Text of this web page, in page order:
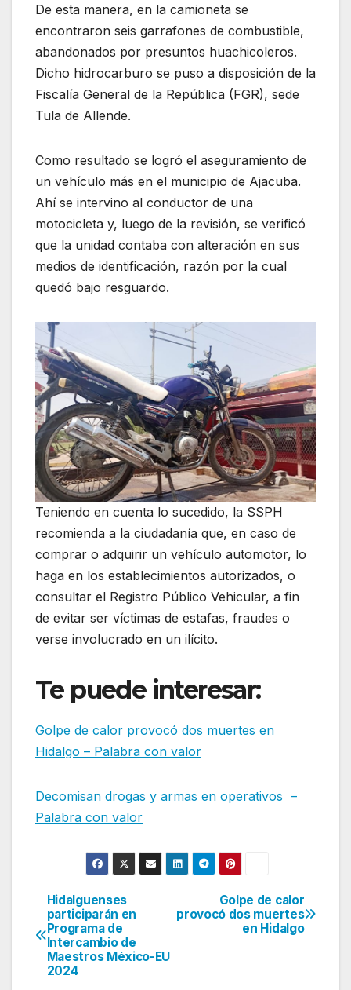
De esta manera, en la camioneta se
encontraron seis garrafones de combustible,
abandonados por presuntos huachicoleros.
Dicho hidrocarburo se puso a disposición de la
Fiscalía General de la República (FGR), sede
Tula de Allende.
Como resultado se logró el aseguramiento de
un vehículo más en el municipio de Ajacuba.
Ahí se intervino al conductor de una
motocicleta y, luego de la revisión, se verificó
que la unidad contaba con alteración en sus
medios de identificación, razón por la cual
quedó bajo resguardo.
Teniendo en cuenta lo sucedido, la SSPH
recomienda a la ciudadanía que, en caso de
comprar o adquirir un vehículo automotor, lo
haga en los establecimientos autorizados, o
consultar el Registro Público Vehicular, a fin
de evitar ser víctimas de estafas, fraudes o
verse involucrado en un ilícito.
Te puede interesar:
Golpe de calor provocó dos muertes en
Hidalgo – Palabra con valor
Decomisan drogas y armas en operativos –
Palabra con valor
Navegación
de
entradas
Golpe de calor
provocó dos muertes
en Hidalgo
Hidalguenses
participarán en
Programa de
Intercambio de
Maestros México-EU
2024